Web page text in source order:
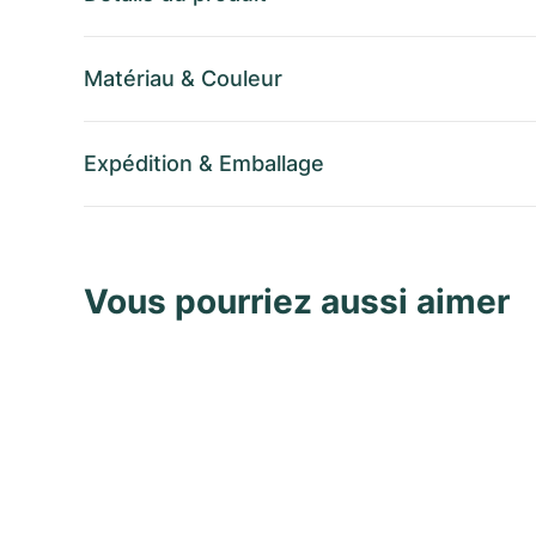
Matériau & Couleur
Expédition & Emballage
Vous pourriez aussi aimer